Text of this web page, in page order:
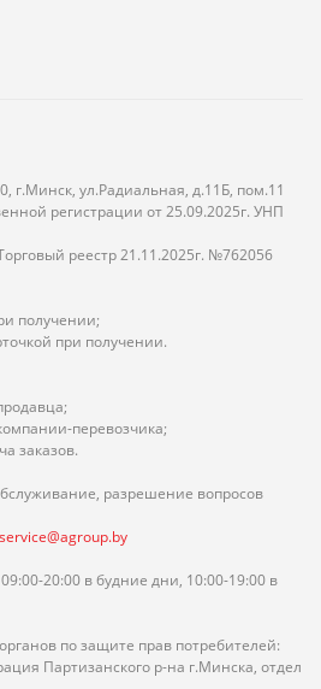
г.Минск, ул.Радиальная, д.11Б, пом.11
регистрации от 25.09.2025г. УНП
реестр 21.11.2025г. №762056
получении;
при получении.
перевозчика;
заказов.
разрешение вопросов
service@agroup.by
20:00 в будние дни, 10:00-19:00 в
по защите прав потребителей:
Партизанского р-на г.Минска, отдел